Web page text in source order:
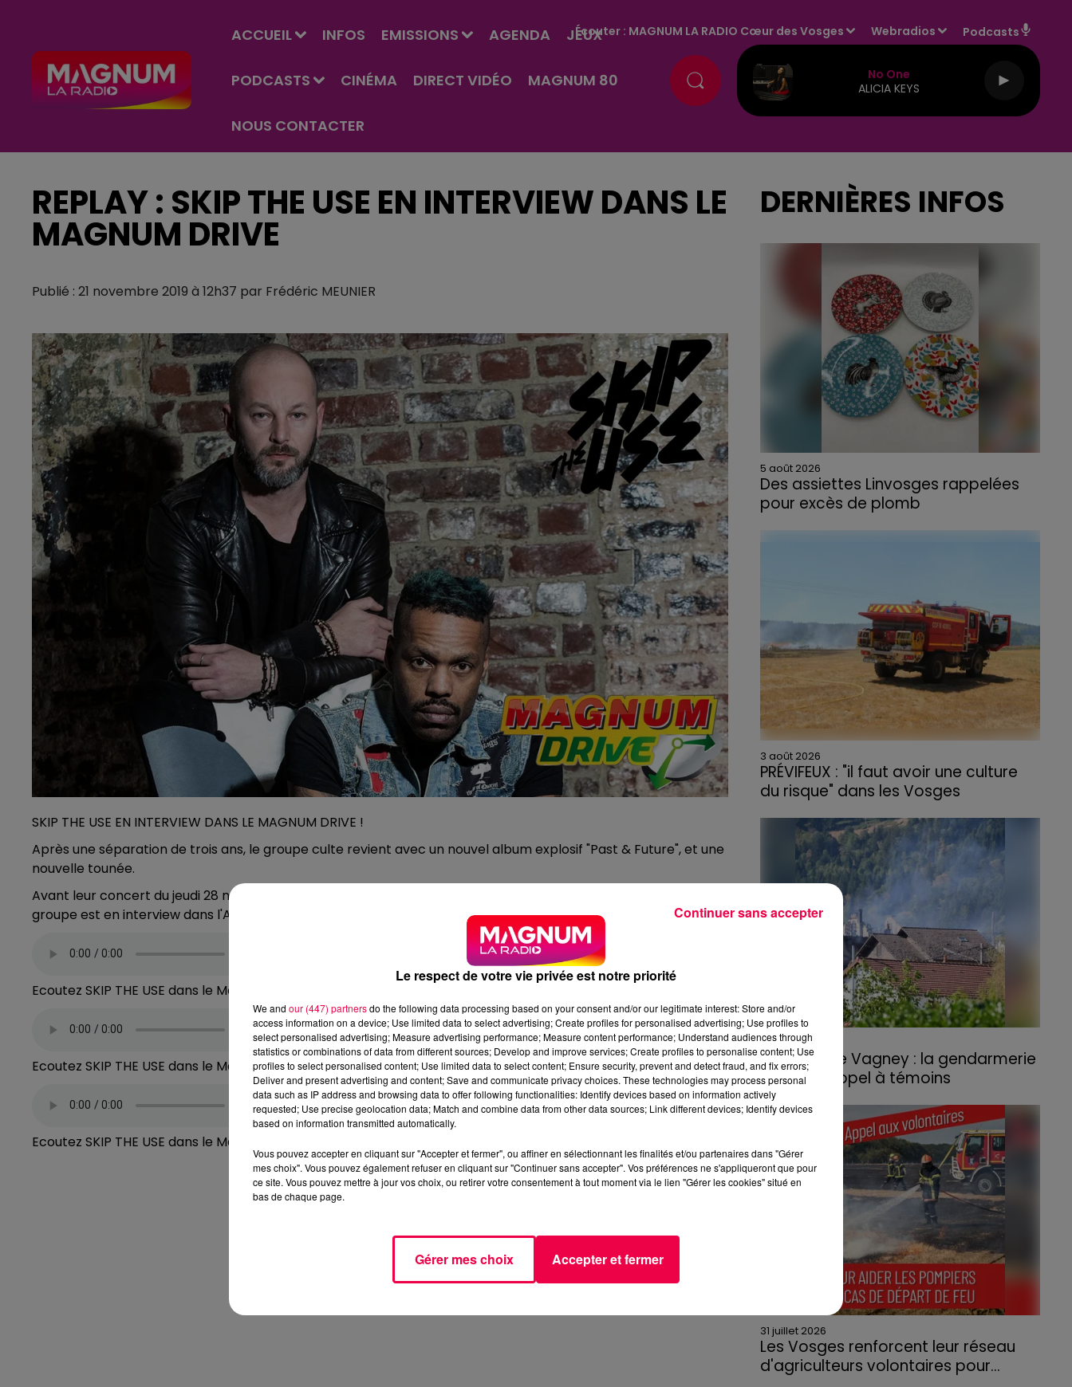
ACCUEIL INFOS EMISSIONS AGENDA JEUX
PODCASTS CINÉMA DIRECT VIDÉO MAGNUM 80
NOUS CONTACTER
Écouter : MAGNUM LA RADIO Cœur des Vosges Webradios Podcasts
No One
ALICIA KEYS
REPLAY : SKIP THE USE EN INTERVIEW DANS LE
MAGNUM DRIVE
Publié : 21 novembre 2019 à 12h37 par Frédéric MEUNIER
SKIP THE USE EN INTERVIEW DANS LE MAGNUM DRIVE !
Après une séparation de trois ans, le groupe culte revient avec un nouvel album explosif "Past & Future", et une
nouvelle tounée.
Avant leur concert du jeudi 28 novembre à l'AUTRE CANAL de NANCY, Mat Bastard, chanteur et fondateur du
groupe est en interview dans l'After Drive entre 19h et 20h toute la semaine !
Ecoutez SKIP THE USE dans le Magnum Drive avec Fred 1
Ecoutez SKIP THE USE dans le Magnum Drive avec Fred 2
Ecoutez SKIP THE USE dans le Magnum Drive avec Fred 3
DERNIÈRES INFOS
5 août 2026
Des assiettes Linvosges rappelées
pour excès de plomb
3 août 2026
PRÉVIFEUX : "il faut avoir une culture
du risque" dans les Vosges
3 août 2026
Incendie de Vagney : la gendarmerie
lance un appel à témoins
Le feu, parti d'une haie avant de se propager
au quartier résidentiel, avait détruit deux
habitations et contraint à l'évacuation d'une
centaine de personnes.
31 juillet 2026
Les Vosges renforcent leur réseau
d'agriculteurs volontaires pour...
Le respect de votre vie privée est notre priorité
We and our (447) partnersdo the following data processing based on your consent and/or our legitimate interest: Store and/or
access information on a device; Use limited data to select advertising; Create profiles for personalised advertising; Use profiles to
select personalised advertising; Measure advertising performance; Measure content performance; Understand audiences through
statistics or combinations of data from different sources; Develop and improve services; Create profiles to personalise content; Use
profiles to select personalised content; Use limited data to select content; Ensure security, prevent and detect fraud, and fix errors;
Deliver and present advertising and content; Save and communicate privacy choices. These technologies may process personal
data such as IP address and browsing data to offer following functionalities: Identify devices based on information actively
requested; Use precise geolocation data; Match and combine data from other data sources; Link different devices; Identify devices
based on information transmitted automatically.
Vous pouvez accepter en cliquant sur "Accepter et fermer", ou affiner en sélectionnant les finalités et/ou partenaires dans "Gérer
mes choix". Vous pouvez également refuser en cliquant sur "Continuer sans accepter". Vos préférences ne s'appliqueront que pour
ce site. Vous pouvez mettre à jour vos choix, ou retirer votre consentement à tout moment via le lien "Gérer les cookies" situé en
bas de chaque page.
Gérer mes choix Accepter et fermer
Continuer sans accepter